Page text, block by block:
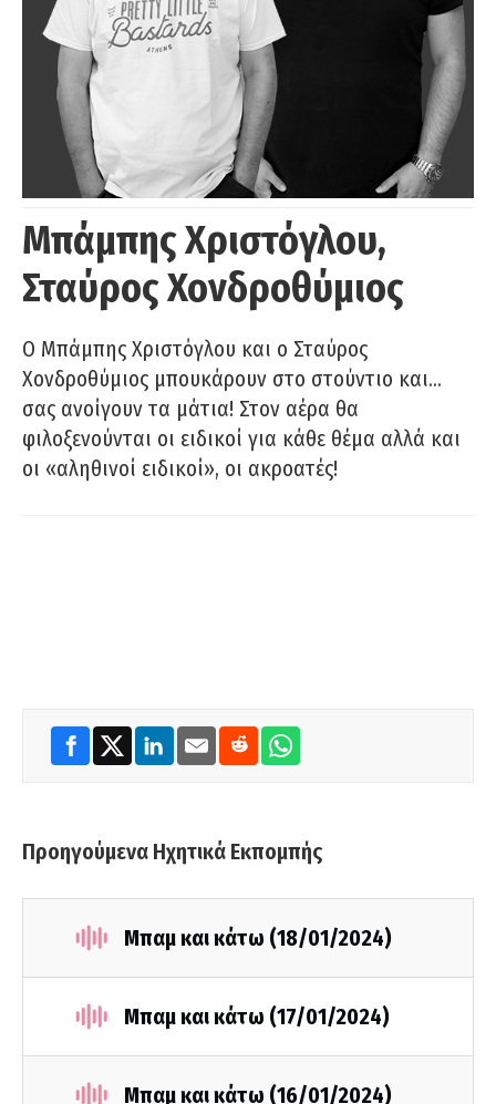
Μπάμπης Χριστόγλου,
Σταύρος Χονδροθύμιος
O Μπάμπης Χριστόγλου και ο Σταύρος
Χονδροθύμιος μπουκάρουν στο στούντιο και…
σας ανοίγουν τα μάτια! Στον αέρα θα
φιλοξενούνται οι ειδικοί για κάθε θέμα αλλά και
οι «αληθινοί ειδικοί», οι ακροατές!
Προηγούμενα Ηχητικά Εκπομπής
Μπαμ και κάτω (18/01/2024)
Μπαμ και κάτω (17/01/2024)
Μπαμ και κάτω (16/01/2024)